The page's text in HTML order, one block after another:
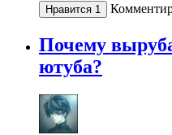
Нравится 1
Почему
ютуба?